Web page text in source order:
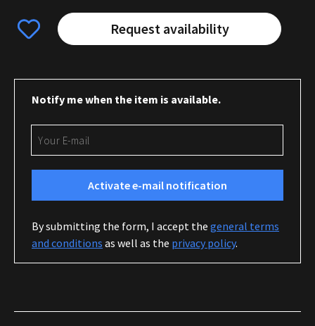
Request availability
Notify me when the item is available.
Activate e-mail notification
By submitting the form, I accept the general terms
and conditions as well as the privacy policy.